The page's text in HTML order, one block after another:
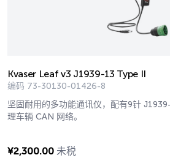
Kvaser Leaf v3 J1939-13 Type II
编码 73-30130-01426-8
坚固耐用的多功能通讯仪，配有9针
理车辆 CAN 网络。
¥2,300.00 未税